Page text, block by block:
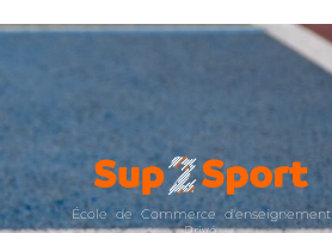
École de Commerce d'enseignement